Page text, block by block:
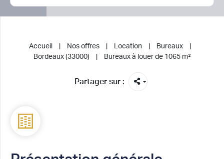
Accueil Nos offres Location
Bureaux
Bordeaux (33000)
Bureaux à louer de 1065 m²
Partager sur :